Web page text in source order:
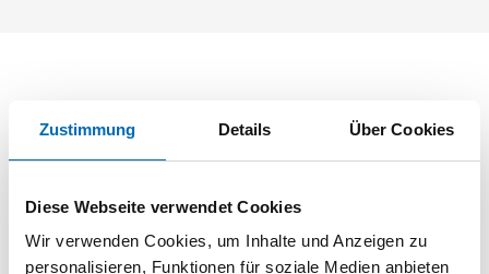
Zustimmung Details Über Cookies
Diese Webseite verwendet Cookies
Wir verwenden Cookies, um Inhalte und Anzeigen zu
personalisieren, Funktionen für soziale Medien anbieten
GU-SECURY Night Latch 35/92 SH/SZ-R Nuss: 8mm
Maße: A1 568,0mm A2 757,0mm B1 660,0mm B2 821,0mm
Für Sperrbügel vorgerichtet Zwischenverzahnung unten
Verzahnung oben+unten ferGUard*silber VE: 40.000